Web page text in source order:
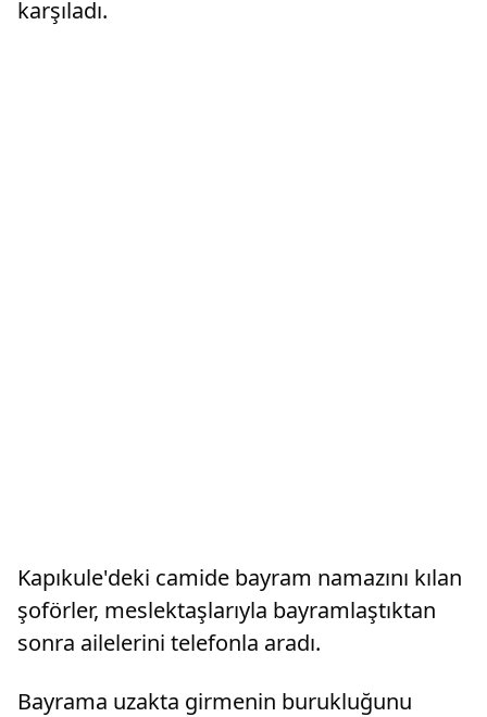
karşıladı.
Kapıkule'deki camide bayram namazını kılan
şoförler, meslektaşlarıyla bayramlaştıktan
sonra ailelerini telefonla aradı.
Bayrama uzakta girmenin burukluğunu